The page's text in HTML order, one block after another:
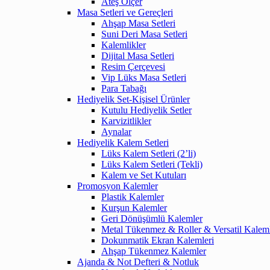
Masa Setleri ve Gereçleri
Ahşap Masa Setleri
Suni Deri Masa Setleri
Kalemlikler
Dijital Masa Setleri
Resim Çerçevesi
Vip Lüks Masa Setleri
Para Tabağı
Hediyelik Set-Kişisel Ürünler
Kutulu Hediyelik Setler
Karvizitlikler
Aynalar
Hediyelik Kalem Setleri
Lüks Kalem Setleri (2’li)
Lüks Kalem Setleri (Tekli)
Kalem ve Set Kutuları
Promosyon Kalemler
Plastik Kalemler
Kurşun Kalemler
Geri Dönüşümlü Kalemler
Metal Tükenmez & Roller & Versatil
Dokunmatik Ekran Kalemleri
Ahşap Tükenmez Kalemler
Ajanda & Not Defteri & Notluk